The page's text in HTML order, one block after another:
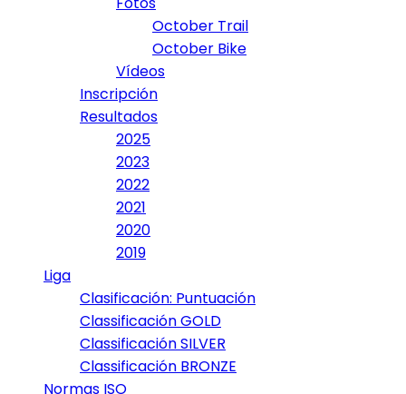
October Trail
October Bike
Vídeos
Inscripción
Resultados
2025
2023
2022
2021
2020
2019
Liga
Clasificación: Puntuación
Classificación GOLD
Classificación SILVER
Classificación BRONZE
Normas ISO